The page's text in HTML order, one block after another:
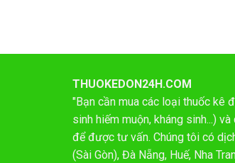
THUOKEDON24H.COM
"Bạn cần mua các loại thuốc kê
sinh hiếm muộn, kháng sinh...)
để được tư vấn. Chúng tôi có
(Sài Gòn), Đà Nẵng, Huế, Nha